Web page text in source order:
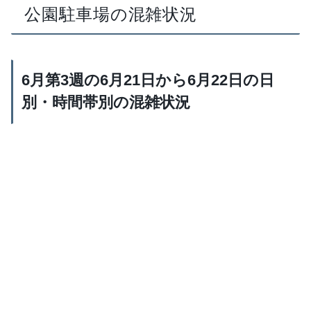
公園駐車場の混雑状況
6月第3週の6月21日から6月22日の日
別・時間帯別の混雑状況